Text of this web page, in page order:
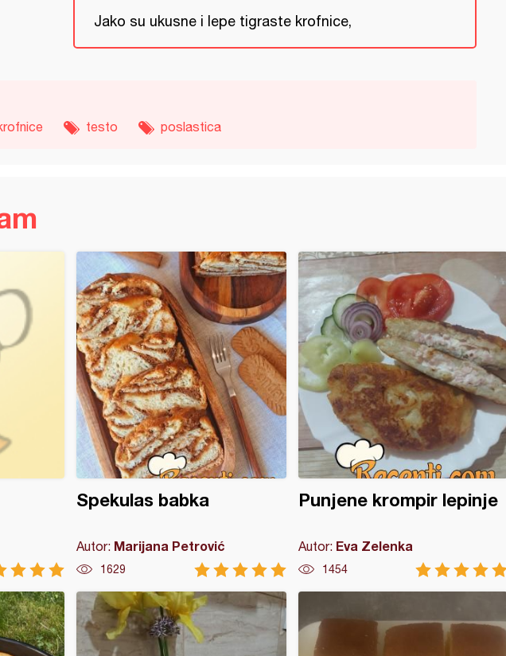
Jako su ukusne i lepe tigraste krofnice,
testo poslastica
Spekulas babka
Autor: Marijana Petrović
1629
Punjene krompir lepinje
Autor: Eva Zelenka
1454